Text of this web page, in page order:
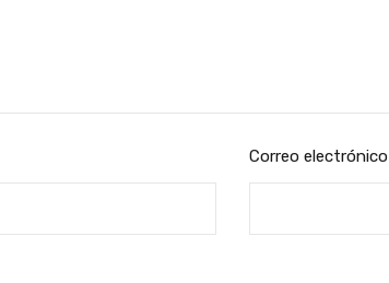
Correo electrónico